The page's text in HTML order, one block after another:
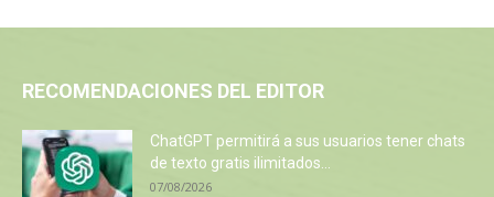
RECOMENDACIONES DEL EDITOR
ChatGPT permitirá a sus usuarios tener chats
de texto gratis ilimitados...
07/08/2026